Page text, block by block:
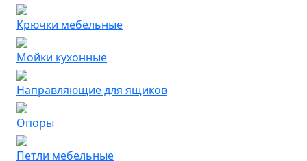
Крючки мебельные
Мойки кухонные
Направляющие для ящиков
Опоры
Петли мебельные